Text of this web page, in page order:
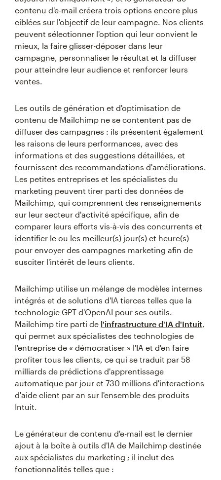
contenu d'e-mail créera trois options encore plus
ciblées sur l'objectif de leur campagne. Nos clients
peuvent sélectionner l'option qui leur convient le
mieux, la faire glisser-déposer dans leur
campagne, personnaliser le résultat et la diffuser
pour atteindre leur audience et renforcer leurs
ventes.
Les outils de génération et d'optimisation de
contenu de Mailchimp ne se contentent pas de
diffuser des campagnes : ils présentent également
les raisons de leurs performances, avec des
informations et des suggestions détaillées, et
fournissent des recommandations d'améliorations.
Les petites entreprises et les spécialistes du
marketing peuvent tirer parti des données de
Mailchimp, qui comprennent des renseignements
sur leur secteur d'activité spécifique, afin de
comparer leurs efforts vis-à-vis des concurrents et
identifier le ou les meilleur(s) jour(s) et heure(s)
pour envoyer des campagnes marketing afin de
susciter l'intérêt de leurs clients.
Mailchimp utilise un mélange de modèles internes
intégrés et de solutions d'IA tierces telles que la
technologie GPT d'OpenAI pour ses outils.
Mailchimp tire parti de l'infrastructure d'IA d'Intuit,
qui permet aux spécialistes des technologies de
l'entreprise de « démocratiser » l'IA et d'en faire
profiter tous les clients, ce qui se traduit par 58
milliards de prédictions d'apprentissage
automatique par jour et 730 millions d'interactions
d'aide client par an sur l'ensemble des produits
Intuit.
Le générateur de contenu d'e-mail est le dernier
ajout à la boîte à outils d'IA de Mailchimp destinée
aux spécialistes du marketing ; il inclut des
fonctionnalités telles que :